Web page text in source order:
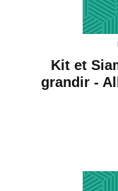
Kit et
grandir -